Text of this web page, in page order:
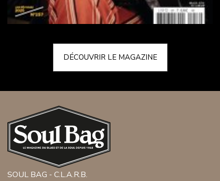
DÉCOUVRIR LE MAGAZINE
SOUL BAG - C.L.A.R.B.